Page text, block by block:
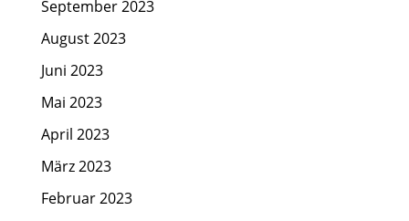
September 2023
August 2023
Juni 2023
Mai 2023
April 2023
März 2023
Februar 2023